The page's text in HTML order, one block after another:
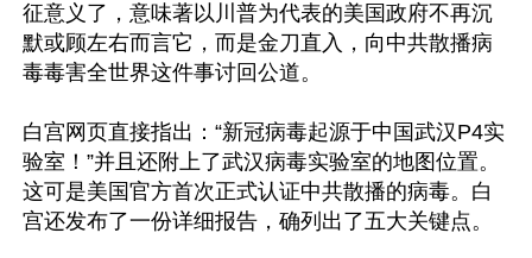
征意义了，意味著以川普为代表的美国政府不再沉
默或顾左右而言它，而是金刀直入，向中共散播病
毒毒害全世界这件事讨回公道。
白宫网页直接指出：“新冠病毒起源于中国武汉P4实
验室！”并且还附上了武汉病毒实验室的地图位置。
这可是美国官方首次正式认证中共散播的病毒。白
宫还发布了一份详细报告，确列出了五大关键点。